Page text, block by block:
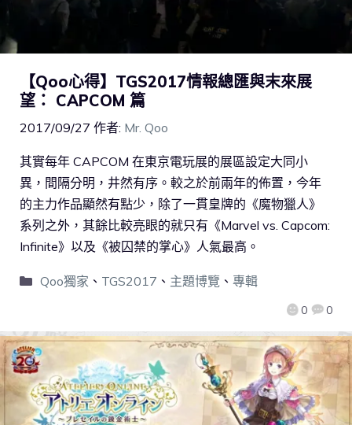
【Qoo心得】TGS2017情報總匯與末來展
望： CAPCOM 篇
2017/09/27 作者: Mr. Qoo
0 0
其實每年 CAPCOM 在東京電玩展的展區設定大同小
異，間隔分明，井然有序。較之於前兩年的佈置，今年
的主力作品顯然有點少，除了一貫皇牌的《魔物獵人》
系列之外，其餘比較亮眼的就只有《Marvel vs. Capcom:
Infinite》以及《被囚禁的掌心》人氣最高。
Qoo獨家 、 TGS2017 、 主題博覽 、 專輯